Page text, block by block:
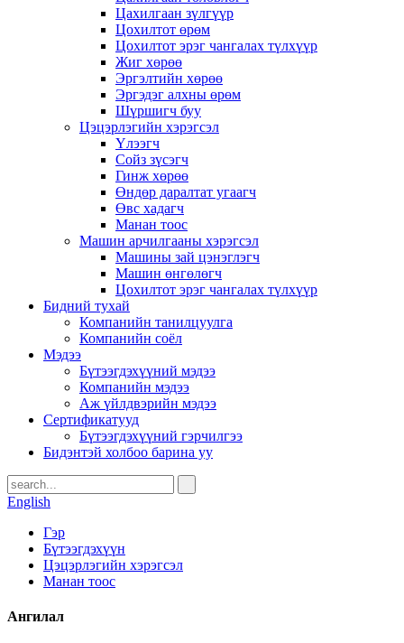
Цахилгаан зүлгүүр
Цохилтот өрөм
Цохилтот эрэг чангалах түлхүүр
Жиг хөрөө
Эргэлтийн хөрөө
Эргэдэг алхны өрөм
Шүршигч буу
Цэцэрлэгийн хэрэгсэл
Үлээгч
Сойз зүсэгч
Гинж хөрөө
Өндөр даралтат угаагч
Өвс хадагч
Манан тоос
Машин арчилгааны хэрэгсэл
Машины зай цэнэглэгч
Машин өнгөлөгч
Цохилтот эрэг чангалах түлхүүр
Бидний тухай
Компанийн танилцуулга
Компанийн соёл
Мэдээ
Бүтээгдэхүүний мэдээ
Компанийн мэдээ
Аж үйлдвэрийн мэдээ
Сертификатууд
Бүтээгдэхүүний гэрчилгээ
Бидэнтэй холбоо барина уу
English
Гэр
Бүтээгдэхүүн
Цэцэрлэгийн хэрэгсэл
Манан тоос
Ангилал